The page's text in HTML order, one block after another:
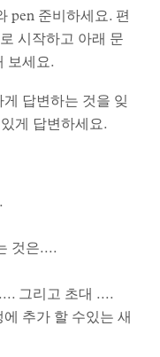
pen 준비하세요. 편
시작하고 아래 문
보세요.
답변하는 것을 잊
게 답변하세요.
것은....
그리고 초대 ....
추가 할 수있는 새